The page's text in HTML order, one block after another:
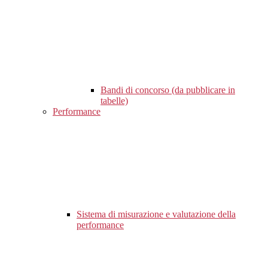
Bandi di concorso (da pubblicare in
tabelle)
Performance
Sistema di misurazione e valutazione della
performance